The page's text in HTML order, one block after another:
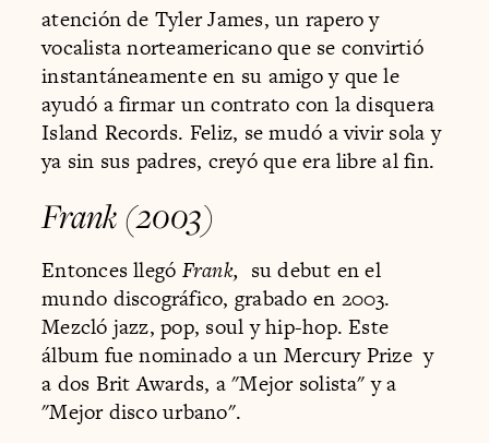
atención de Tyler James, un rapero y
vocalista norteamericano que se convirtió
instantáneamente en su amigo y que le
ayudó a firmar un contrato con la disquera
Island Records. Feliz, se mudó a vivir sola y
ya sin sus padres, creyó que era libre al fin.
Frank (2003)
Entonces llegó Frank, su debut en el
mundo discográfico, grabado en 2003.
Mezcló jazz, pop, soul y hip-hop. Este
álbum fue nominado a un Mercury Prize y
a dos Brit Awards, a "Mejor solista" y a
"Mejor disco urbano".